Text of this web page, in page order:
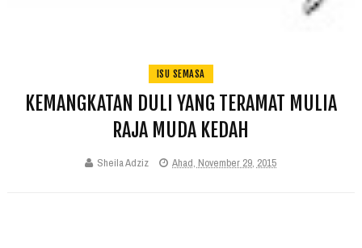
ISU SEMASA
KEMANGKATAN DULI YANG TERAMAT MULIA
RAJA MUDA KEDAH
Sheila Adziz Ahad, November 29, 2015